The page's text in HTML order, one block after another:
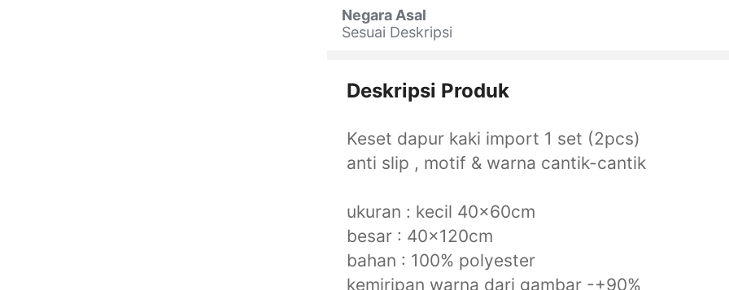
Negara Asal
Sesuai Deskripsi
Deskripsi Produk
Keset dapur kaki import 1 set (2pcs)
anti slip , motif & warna cantik-cantik
ukuran : kecil 40x60cm
besar : 40x120cm
bahan : 100% polyester
kemiripan warna dari gambar -+90%